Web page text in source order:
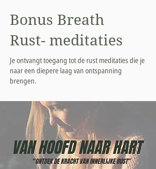
Bonus Breath
Rust- meditaties
Je ontvangt toegang tot de rust meditaties die je
naar een diepere laag van ontspanning
brengen.